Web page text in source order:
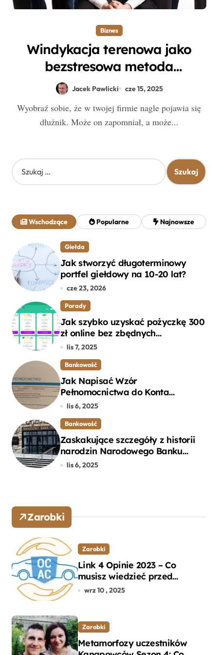
Biznes
Windykacja terenowa jako
bezstresowa metoda
odzyskiwania należności без
Jacek Pawlicki cze 15, 2025
Wyobraź sobie, że w twojej firmie nagle pojawia się
dłużnik. Może on zapomniał, a może...
S
z
j
:
Wschodzące Popularne Najnowsze
Giełda
Jak stworzyć długoterminowy
portfel giełdowy na 10-20 lat?
cze 23, 2026
Porady
Jak szybko uzyskać pożyczkę 300
zł online bez zbędnych
formalności?
lis 7, 2025
Bankowość
Jak Napisać Wzór
Pełnomocnictwa do Konta
Bankowego – Praktyczny
lis 6, 2025
Bankowość
Zaskakujące szczegóły z historii
narodzin Narodowego Banku
Polskiego, o których mogłeś nie
lis 6, 2025
Zarobki
Zarobki
Link 4 Opinie 2023 – Co
musisz wiedzieć przed
wyborem ubezpieczenia OC i
wrz 10 , 2025
Zarobki
Metamorfozy uczestników